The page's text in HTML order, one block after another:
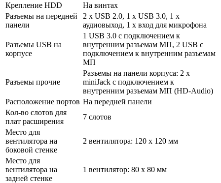
Крепление HDD
На винтах
Разъемы на передней
панели
2 x USB 2.0, 1 x USB 3.0, 1 x
аудиовыход, 1 x вход для микрофона
Разъемы USB на
корпусе
1 USB 3.0 с подключением к
внутренним разъемам МП, 2 USB с
подключением к внутренним разъемам
МП
Разъемы прочие
Разъемы на панели корпуса: 2 x
miniJack с подключением к
внутренним разъемам МП (HD-Audio)
Расположение портов На передней панели
Кол-во слотов для
плат расширения
7 слотов
Место для
вентилятора на
боковой стенке
2 вентилятора: 120 x 120 мм
Место для
вентилятора на
задней стенке
1 вентилятор: 80 x 80 мм